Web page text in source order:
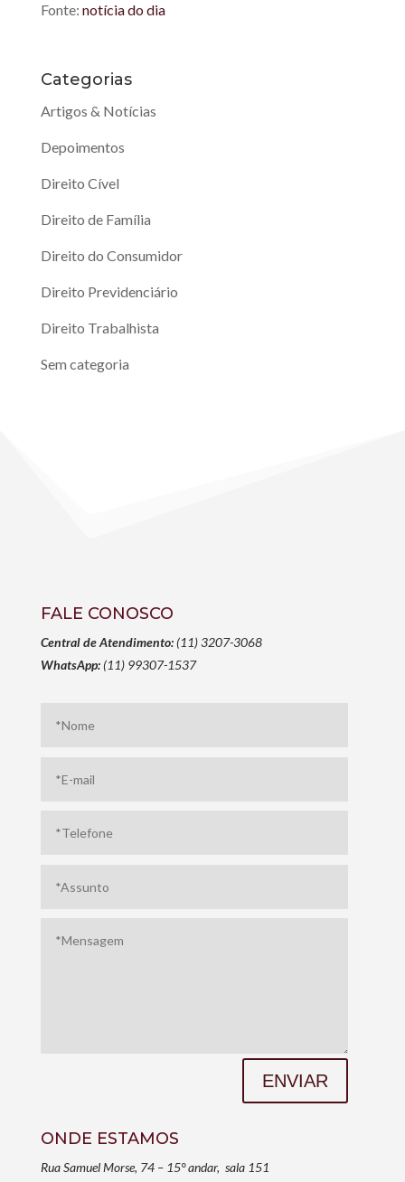
Fonte: notícia do dia
Categorias
Artigos & Notícias
Depoimentos
Direito Cível
Direito de Família
Direito do Consumidor
Direito Previdenciário
Direito Trabalhista
Sem categoria
FALE CONOSCO
Central de Atendimento:(11) 3207-3068
WhatsApp:(11) 99307-1537
ENVIAR
ONDE ESTAMOS
Rua Samuel Morse, 74 – 15° andar, sala 151